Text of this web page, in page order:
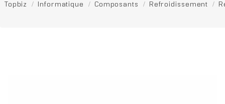
Topbiz Informatique Composants Refroidissement